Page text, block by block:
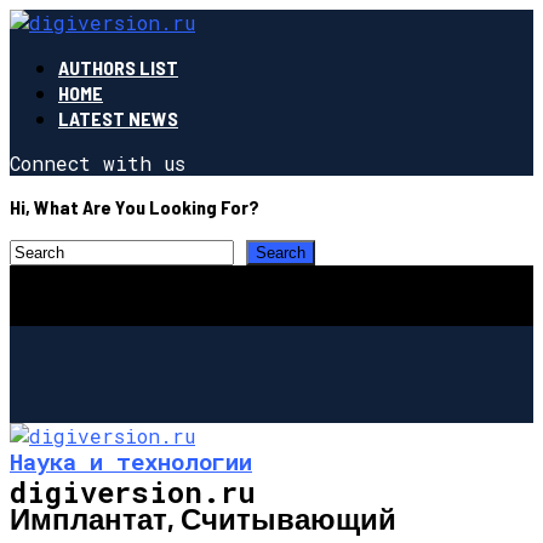
AUTHORS LIST
HOME
LATEST NEWS
Connect with us
Hi, What Are You Looking For?
digiversion.ru
Наука и технологии
Имплантат, Считывающий